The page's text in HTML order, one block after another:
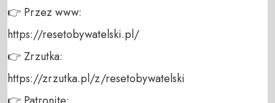
👉 Przez www:
https://resetobywatelski.pl/
👉 Zrzutka:
https://zrzutka.pl/z/resetobywatelski